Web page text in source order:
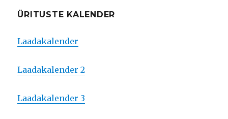
ÜRITUSTE KALENDER
Laadakalender
Laadakalender 2
Laadakalender 3